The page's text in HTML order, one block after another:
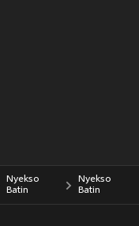
Nyekso
Batin
Nyekso
Batin